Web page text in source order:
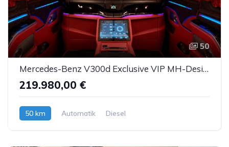
50
Mercedes-Benz V300d Exclusive VIP MH-Design Luxussitze Sbel TV
219.980,00 €
50 km Automatik Diesel